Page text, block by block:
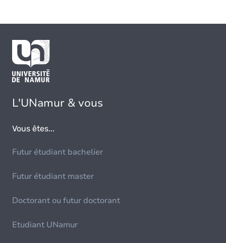
L'UNamur & vous
Vous êtes...
Futur étudiant bachelier
Futur étudiant master
Doctorant ou futur doctorant
Etudiant UNamur